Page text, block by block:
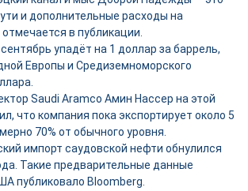
и дополнительные расходы на
в публикации.
упадёт на 1 доллар за баррель,
Европы и Средиземноморского
Saudi Aramco Амин Нассер на этой
что компания пока экспортирует около 5
70% от обычного уровня.
импорт саудовской нефти обнулился
Такие предварительные данные
публиковало Bloomberg.